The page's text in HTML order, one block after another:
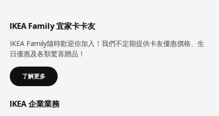
IKEA Family 宜家卡卡友
IKEA Family隨時歡迎你加入！我們不定期提供卡友優惠價格、生
日優惠及各類驚喜贈品！
了解更多
IKEA 企業業務